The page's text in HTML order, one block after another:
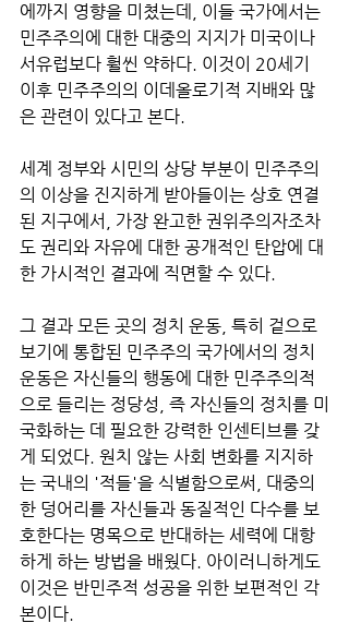
에까지 영향을 미쳤는데, 이들 국가에서는
민주주의에 대한 대중의 지지가 미국이나
서유럽보다 훨씬 약하다. 이것이 20세기
이후 민주주의의 이데올로기적 지배와 많
은 관련이 있다고 본다.
세계 정부와 시민의 상당 부분이 민주주의
의 이상을 진지하게 받아들이는 상호 연결
된 지구에서, 가장 완고한 권위주의자조차
도 권리와 자유에 대한 공개적인 탄압에 대
한 가시적인 결과에 직면할 수 있다.
그 결과 모든 곳의 정치 운동, 특히 겉으로
보기에 통합된 민주주의 국가에서의 정치
운동은 자신들의 행동에 대한 민주주의적
으로 들리는 정당성, 즉 자신들의 정치를 미
국화하는 데 필요한 강력한 인센티브를 갖
게 되었다. 원치 않는 사회 변화를 지지하
는 국내의 '적들'을 식별함으로써, 대중의
한 덩어리를 자신들과 동질적인 다수를 보
호한다는 명목으로 반대하는 세력에 대항
하게 하는 방법을 배웠다. 아이러니하게도
이것은 반민주적 성공을 위한 보편적인 각
본이다.